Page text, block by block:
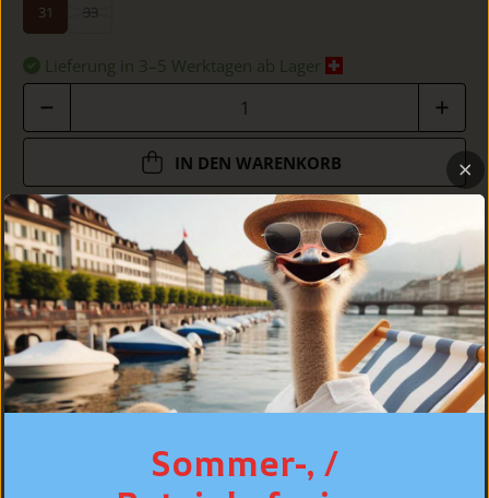
31 33
Lieferung in 3–5 Werktagen ab Lager
IN DEN WARENKORB
DETAILS
PASSFORM
PERSÖNLICHE BERATUNGSommer-, /